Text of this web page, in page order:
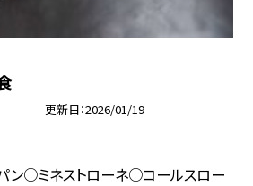
更新日 2026/01/19
○ミネストローネ○コールスロー